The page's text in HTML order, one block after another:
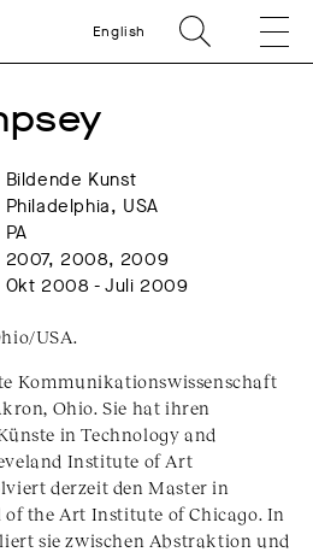
English
Bildende Kunst
Philadelphia, USA
PA
2007, 2008, 2009
Okt 2008 - Juli 2009
USA.
Kommunikationswissenschaft
Ohio. Sie hat ihren
in Technology and
Institute of Art
derzeit den Master in
of the Art Institute of Chicago. In
sie zwischen Abstraktion und